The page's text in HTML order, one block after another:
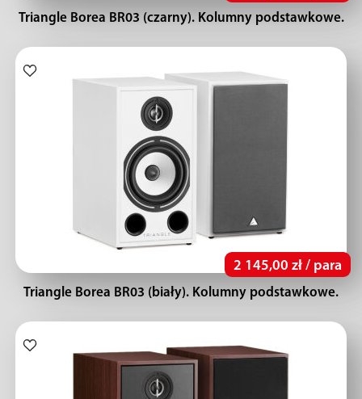
Triangle Borea BR03 (czarny). Kolumny podstawkowe.
2 145,00 zł / para
Triangle Borea BR03 (biały). Kolumny podstawkowe.